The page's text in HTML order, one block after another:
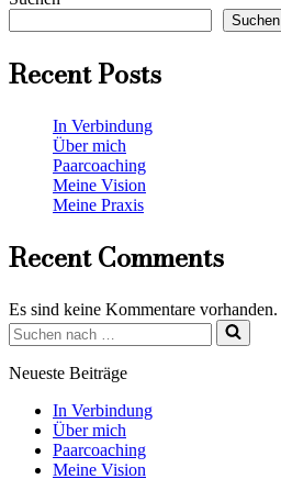
Suchen
Recent Posts
In Verbindung
Über mich
Paarcoaching
Meine Vision
Meine Praxis
Recent Comments
Es sind keine Kommentare vorhanden.
Suchen
nach …
Neueste Beiträge
In Verbindung
Über mich
Paarcoaching
Meine Vision